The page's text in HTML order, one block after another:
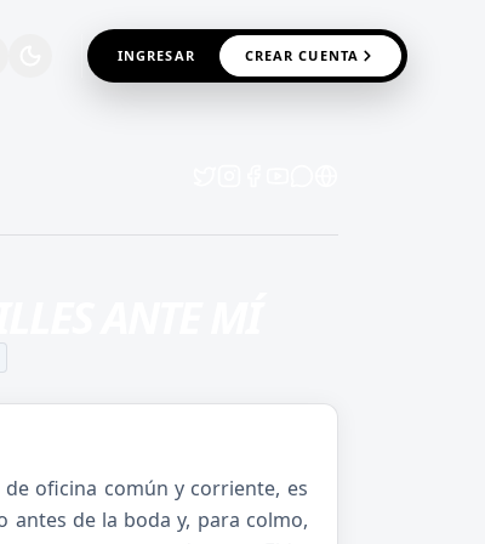
INGRESAR CREAR CUENTA
oficina común y corriente, es
de la boda y, para colmo,